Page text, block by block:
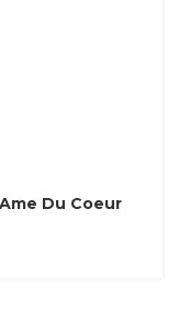
Du Coeur